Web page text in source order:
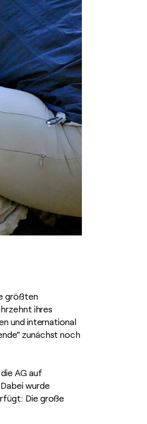
größten
ihres
und international
zunächst noch
AG auf
wurde
Die große